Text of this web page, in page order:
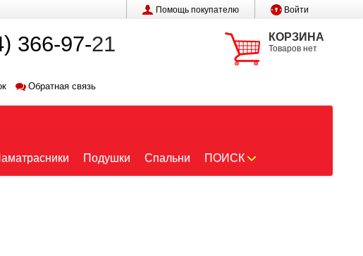
Помощь покупателю Войти
КОРЗИНА
Товаров нет
366-97-21
Обратная связь
Подушки Спальни ПОИСК